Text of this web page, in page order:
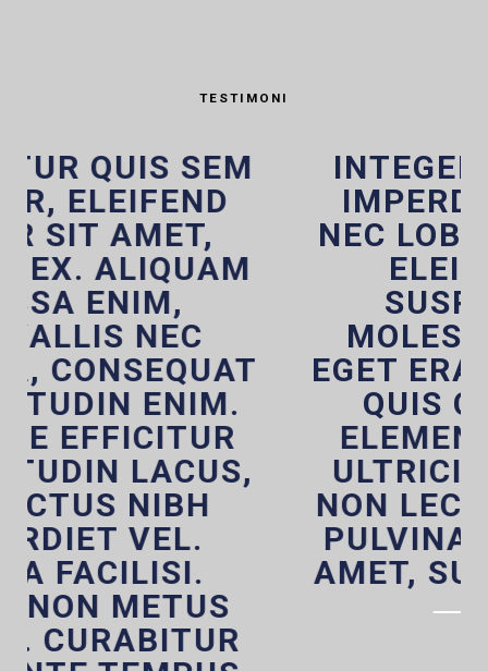
TESTIMONI
INTEGER BIBENDUM
IMPERDIET PURUS,
NEC LOBORTIS DOLOR
ELEIFEND EU.
SUSPENDISSE
MOLESTIE LECTUS
EGET ERAT COMMODO,
QUIS CURSUS MI
ELEMENTUM. IN AT
ULTRICIES DIAM. UT
NON LECTUS LACINIA,
PULVINAR NULLA SIT
AMET, SUSCIPIT URNA
Klien 2